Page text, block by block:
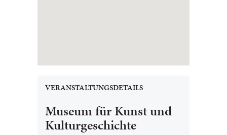
VERANSTALTUNGSDETAILS
Museum für Kunst und
Kulturgeschichte